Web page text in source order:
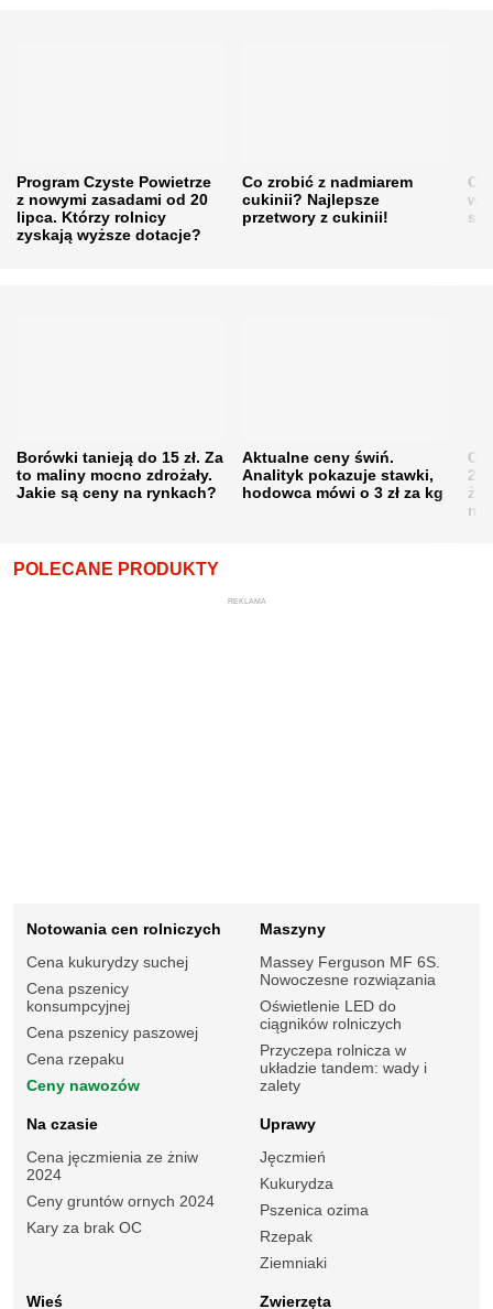
Program Czyste Powietrze
z nowymi zasadami od 20
lipca. Którzy rolnicy
zyskają wyższe dotacje?
Co zrobić z nadmiarem
cukinii? Najlepsze
przetwory z cukinii!
w
Borówki tanieją do 15 zł. Za
to maliny mocno zdrożały.
Jakie są ceny na rynkach?
Aktualne ceny świń.
Analityk pokazuje stawki,
hodowca mówi o 3 zł za kg
POLECANE PRODUKTY
REKLAMA
Notowania cen rolniczych
Cena kukurydzy suchej
Cena pszenicy
konsumpcyjnej
Cena pszenicy paszowej
Cena rzepaku
Ceny nawozów
Maszyny
Massey Ferguson MF 6S.
Nowoczesne rozwiązania
Oświetlenie LED do
ciągników rolniczych
Przyczepa rolnicza w
układzie tandem: wady i
zalety
Na czasie
Cena jęczmienia ze żniw
2024
Ceny gruntów ornych 2024
Kary za brak OC
Uprawy
Jęczmień
Kukurydza
Pszenica ozima
Rzepak
Ziemniaki
Wieś Zwierzęta